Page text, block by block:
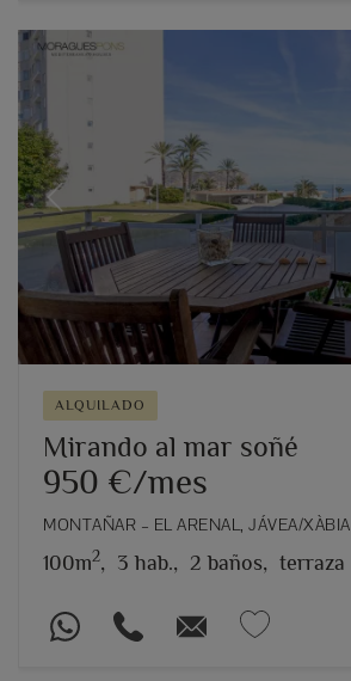
Previous
ALQUILADO
Mirando al mar soñé
950 €/mes
MONTAÑAR – EL ARENAL, JÁVEA/XÀBIA
100m2, 3 hab., 2 baños, terraza